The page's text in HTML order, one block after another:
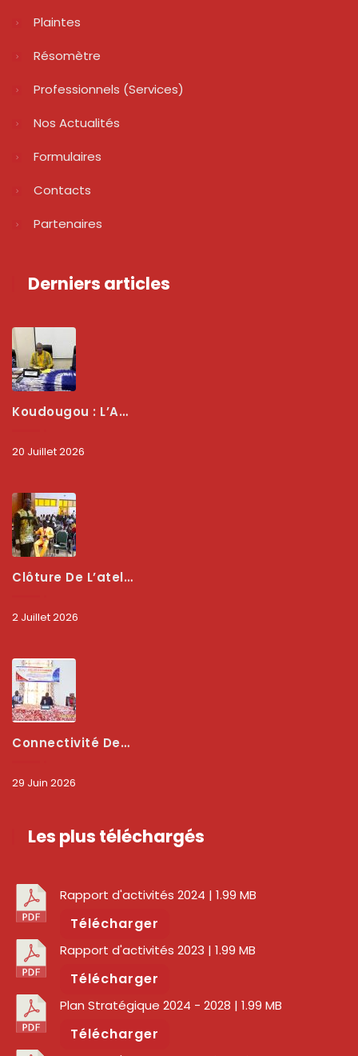
Plaintes
Résomètre
Professionnels (services)
Nos Actualités
Formulaires
Contacts
Partenaires
Derniers articles
Koudougou : L’ARCEP Renforce Le Dialogue Avec Les Associations De Consommateurs Pour Mieux Protéger Les Usagers
20 Juillet 2026
Clôture De L’atelier National : L’ARCEP Et Les Collectivités Territoriales Consolident Leur Partenariat Pour Booster La Qualité Des Services Numériques
2 Juillet 2026
Connectivité Des Territoires : L’ARCEP Et Les Collectivités Territoriales Scellent Un Pacte Stratégique À Bobo-Dioulasso Pour Booster La Qualité Des Réseaux
29 Juin 2026
Les plus téléchargés
Rapport d'activités 2024 | 1.99 MB
Télécharger
Rapport d'activités 2023 | 1.99 MB
Télécharger
Plan Stratégique 2024 - 2028 | 1.99 MB
Télécharger